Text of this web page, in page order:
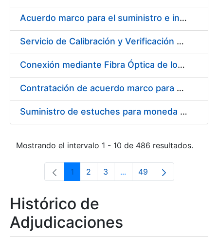
Acuerdo marco para el suministro e instalación de persianas, estores y otros complementos
Servicio de Calibración y Verificación Externa de los Equipos de Medición del Servicio de Prevención de la FNMT-RCM
Conexión mediante Fibra Óptica de los Centros de Proceso de Datos (CPDs) de las sedes de la FNMT-RCM de Burgos y Madrid
Contratación de acuerdo marco para el Suministro de Material de Electricidad para la Fábrica Nacional de Moneda y Timbre-Real Casa de la Moneda en su centro de trabajo de Burgos
Suministro de estuches para moneda de 30 €
Mostrando el intervalo 1 - 10 de 486 resultados.
Página
1 Página
2 Página
3 ...Páginas intermedias Use
Página
49
Histórico de
Adjudicaciones